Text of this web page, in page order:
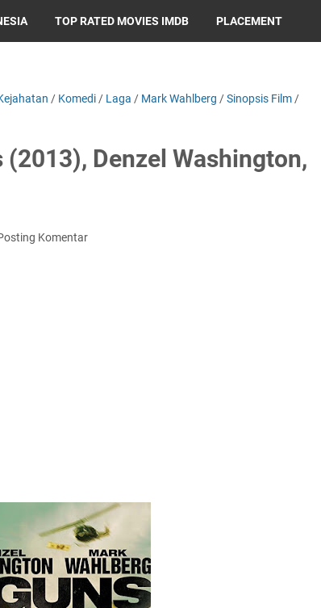
TOP RATED MOVIES IMDB PLACEMENT
/ Komedi / Laga / Mark Wahlberg /Sinopsis Film /
Denzel Washington,
Komentar